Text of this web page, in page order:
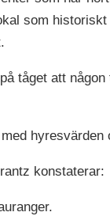
som
tåget att
konstaterar: